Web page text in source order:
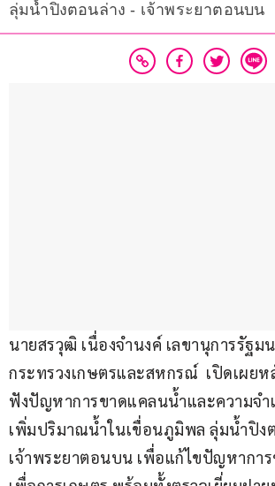
ลุ่มน้ำปิงตอนล่าง - เจ้าพระยาตอนบน
นายสรวุฒิ เนื่องจำนงค์ เลขานุการรัฐม
กระทรวงเกษตรและสหกรณ์  เปิดเผย
ฟังปัญหาการขาดแคลนน้ำและความจำ
เพิ่มปริมาณน้ำในเขื่อนภูมิพล ลุ่มน้ำปิง
เจ้าพระยาตอนบน เพื่อแก้ไขปัญหากา